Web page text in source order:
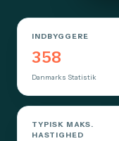
INDBYGGERE
358
Danmarks Statistik
TYPISK MAKS.
HASTIGHED